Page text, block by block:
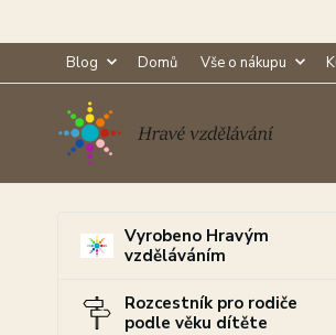
Blog Domů Vše o nákupu
Vyrobeno Hravým
vzděláváním
Rozcestník pro rodiče
podle věku dítěte